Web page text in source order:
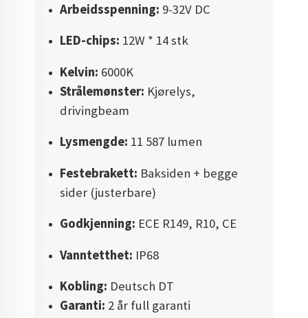
Arbeidsspenning: 9-32V DC
LED-chips: 12W * 14 stk
Kelvin: 6000K
Strålemønster: Kjørelys,
drivingbeam
Lysmengde: 11 587 lumen
Festebrakett: Baksiden + begge
sider (justerbare)
Godkjenning: ECE R149, R10, CE
Vanntetthet: IP68
Kobling: Deutsch DT
Garanti: 2 år full garanti